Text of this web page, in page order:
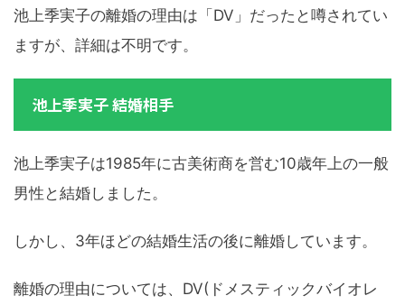
池上季実子の離婚の理由は「DV」だったと噂されてい
ますが、詳細は不明です。
池上季実子 結婚相手
池上季実子は1985年に古美術商を営む10歳年上の一般
男性と結婚しました。
しかし、3年ほどの結婚生活の後に離婚しています。
離婚の理由については、DV(ドメスティックバイオレ